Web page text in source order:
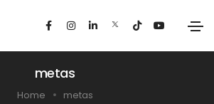
metas
Home metas